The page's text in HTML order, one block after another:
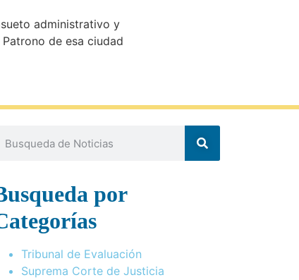
administrativo y
de esa ciudad
por
Tribunal de Evaluación
Suprema Corte de Justicia